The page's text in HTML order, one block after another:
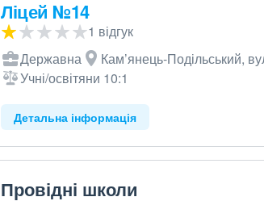
Ліцей №14
1 відгук
Державна
Кам’янець-Подільський,
Учні/освітяни 10:1
Детальна інформація
Провідні школи